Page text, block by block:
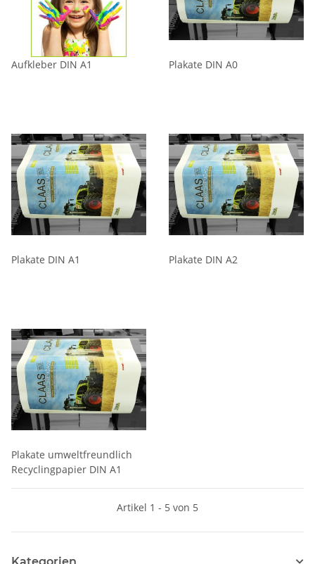
Aufkleber DIN A1 Plakate DIN A0
Plakate DIN A1 Plakate DIN A2
Plakate umweltfreundlich
Recyclingpapier DIN A1
Artikel 1 - 5 von 5